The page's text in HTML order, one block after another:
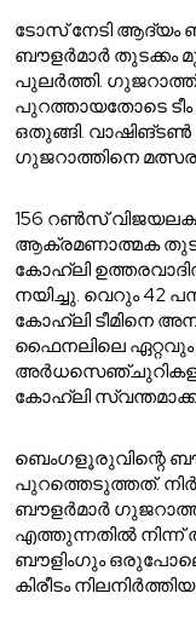
ടോസ് നേടി ആദ്യം
ബൗളർമാർ
പുലർത്തി.
പുറത്തായതോടെ ടീം
ഒതുങ്ങി.
ഗുജറാത്തിനെ
156 റൺസ്
ആക്രമണാത്മക
കോഹ്‌ലി
നയിച്ചു. വെറും 42
കോഹ്‌ലി ടീമിനെ
ഫൈനലിലെ ഏറ്റവും
കോഹ്‌ലി
ബെംഗളൂരുവിന്റെ
പുറത്തെടുത്തത്.
ബൗളർമാർ
എത്തുന്നതിൽ നിന്ന്
ബൗളിംഗും
കിരീടം